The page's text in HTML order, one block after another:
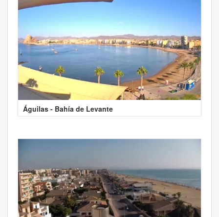
Águilas - Bahía de Levante